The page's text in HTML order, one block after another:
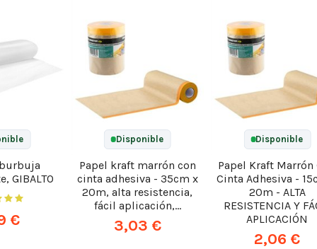
GIBALTO
€
Disponible
Papel kraft marrón con
cinta adhesiva - 35cm x
20m, alta resistencia,
fácil aplicación,...
3,03 €
Disponible
Papel Kraft Marrón
Cinta Adhesiva -
20m - ALTA
RESISTENCIA Y
APLICACIÓN
2,06 €